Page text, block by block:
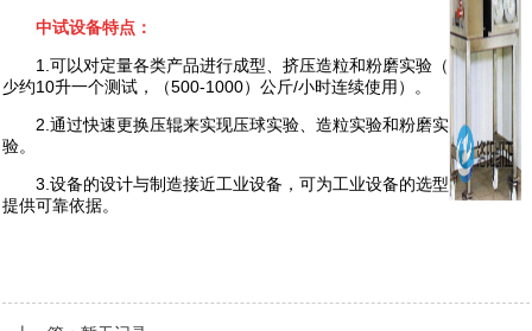
中试设备特点：
1.可以对定量各类产品进行成型、挤压造粒和粉磨实验（
少约10升一个测试，（500-1000）公斤/小时连续使用）。
2.通过快速更换压辊来实现压球实验、造粒实验和粉磨实
验。
3.设备的设计与制造接近工业设备，可为工业设备的选型
提供可靠依据。